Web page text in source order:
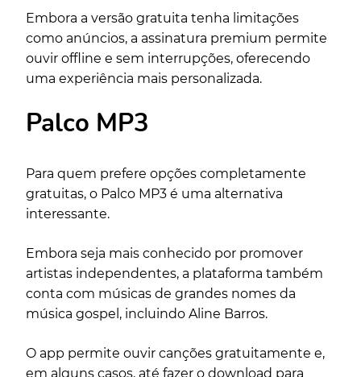
Embora a versão gratuita tenha limitações
como anúncios, a assinatura premium permite
ouvir offline e sem interrupções, oferecendo
uma experiência mais personalizada.
Palco MP3
Para quem prefere opções completamente
gratuitas, o Palco MP3 é uma alternativa
interessante.
Embora seja mais conhecido por promover
artistas independentes, a plataforma também
conta com músicas de grandes nomes da
música gospel, incluindo Aline Barros.
O app permite ouvir canções gratuitamente e,
em alguns casos, até fazer o download para